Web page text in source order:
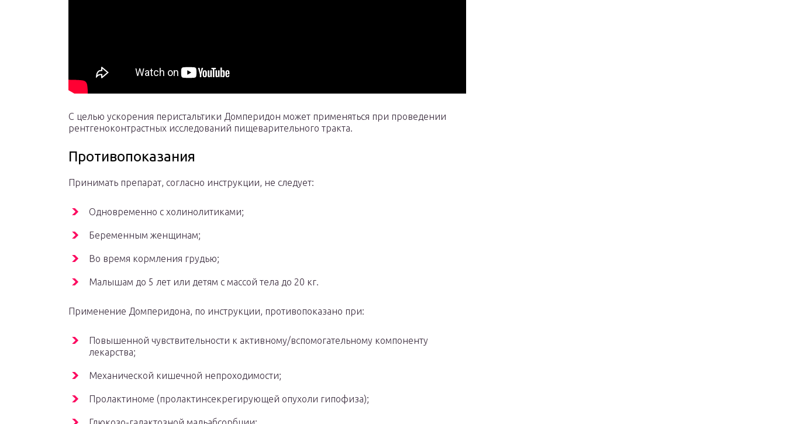
С целью ускорения перистальтики Домперидон может применяться при проведении
рентгеноконтрастных исследований пищеварительного тракта.
Противопоказания
Принимать препарат, согласно инструкции, не следует:
Одновременно с холинолитиками;
Беременным женщинам;
Во время кормления грудью;
Малышам до 5 лет или детям с массой тела до 20 кг.
Применение Домперидона, по инструкции, противопоказано при:
Повышенной чувствительности к активному/вспомогательному компоненту
лекарства;
Механической кишечной непроходимости;
Пролактиноме (пролактинсекрегирующей опухоли гипофиза);